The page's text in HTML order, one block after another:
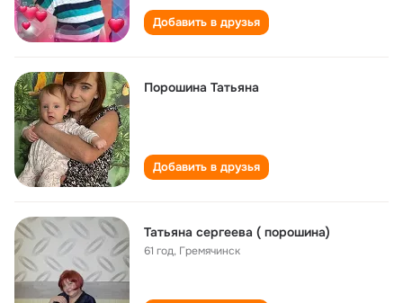
Добавить в друзья
Порошина Татьяна
Добавить в друзья
Татьяна сергеева ( порошина)
61 год, Гремячинск